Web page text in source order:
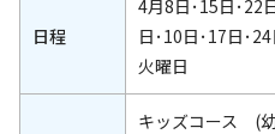
日程
4月8日･15日･
日･10日･17日･
火曜日
キッズコース (